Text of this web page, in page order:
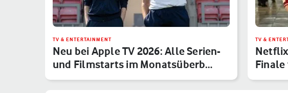
TV & ENTERTAINMENT
Neu bei Apple TV 2026: Alle Serien-
und Filmstarts im Monatsüberb…
TV &
Finale